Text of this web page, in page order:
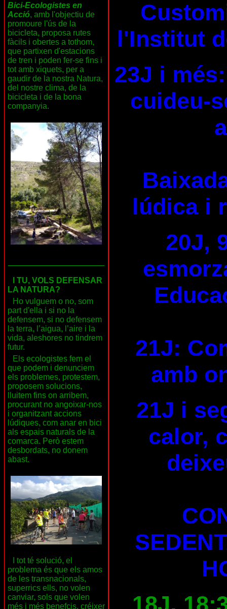
Bici-Ecologistes en
Acció, amb l'objectiu de
promoure l'ús de la
bicicleta, proposa rutes
fàcils i obertes a tothom,
que partixen d'estacions
de tren i poden fer-se fins i
tot amb xiquets, per a
gaudir de la nostra Natura,
del nostre clima, de la
bicicleta i de la bona
companyia.
I TU, VOLS DEFENSAR
LA NATURA?
Ho vulguem o no, som
part d'ella i si no la
defensem, si no defensem
la terra, l’aigua, l’aire i la
vida, aleshores no tindrem
futur.
Els ecologistes fem el
que podem i denunciem
els problemes, protestem,
proposem solucions,
lluitem fins on arribem,
procurant no angoixar-nos
i organitzant accions
lúdiques, com anar en bici
als espais naturals de la
comarca. Però estem
desbordats, no donem
abast.
I tot té solució, el
problema és que els amos
de les transnacionals,
superrics ells, no volen
canviar, sols que volen
més i més benefcis, créixer
l'Institut
23J i
cuideu-
lúdica i
20J,
21J:
amb
21J i
calor,